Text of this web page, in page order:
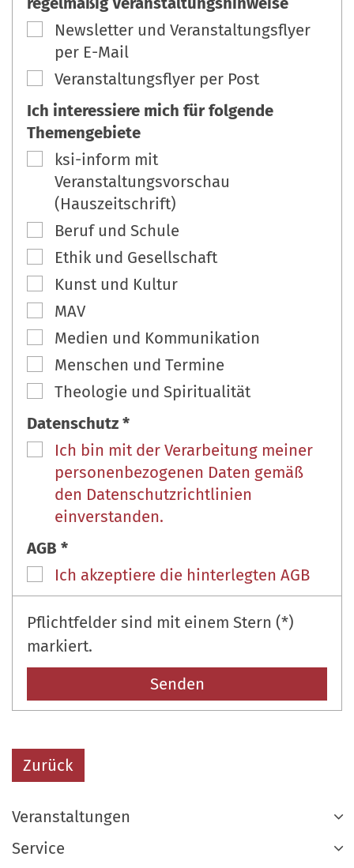
Newsletter und Veranstaltungsflyer
per E-Mail
Veranstaltungsflyer per Post
Ich interessiere mich für folgende
Themengebiete
ksi-inform mit
Veranstaltungsvorschau
(Hauszeitschrift)
Beruf und Schule
Ethik und Gesellschaft
Kunst und Kultur
MAV
Medien und Kommunikation
Menschen und Termine
Theologie und Spiritualität
Datenschutz *
Ich bin mit der Verarbeitung meiner
personenbezogenen Daten gemäß
den Datenschutzrichtlinien
einverstanden.
AGB *
Ich akzeptiere die hinterlegten AGB
Pflichtfelder sind mit einem Stern (*)
markiert.
Zurück
Veranstaltungen
Service